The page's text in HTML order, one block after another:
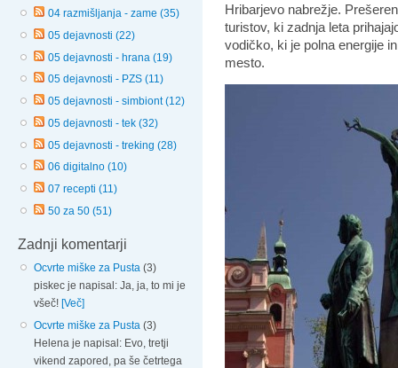
04 razmišljanja - zame (35)
05 dejavnosti (22)
05 dejavnosti - hrana (19)
05 dejavnosti - PZS (11)
05 dejavnosti - simbiont (12)
05 dejavnosti - tek (32)
05 dejavnosti - treking (28)
06 digitalno (10)
07 recepti (11)
50 za 50 (51)
Zadnji komentarji
Ocvrte miške za Pusta (3)
piskec je napisal: Ja, ja, to mi je
všeč! [Več]
Ocvrte miške za Pusta (3)
Helena je napisal: Evo, tretji
vikend zapored, pa še četrtega
Hribarjevo nabrežje.
turistov, ki zadnja leta
vodičko, ki je polna energije
mesto.